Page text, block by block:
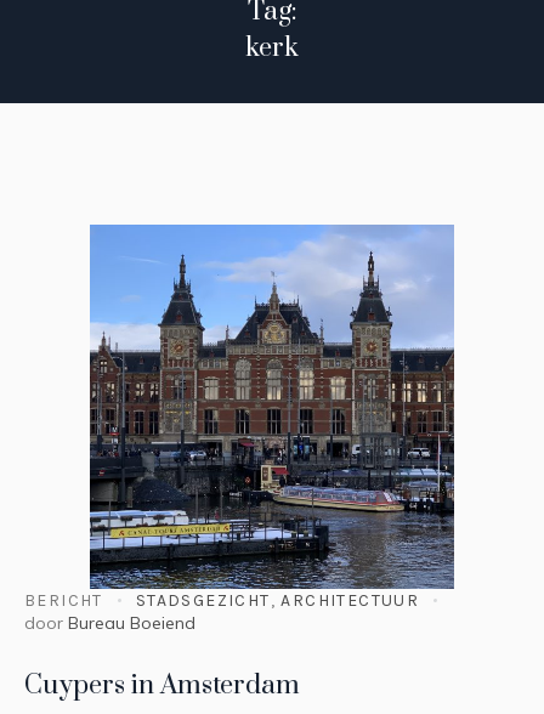
Tag:
kerk
BERICHT STADSGEZICHT,ARCHITECTUUR
door Bureau Boeiend
Cuypers in Amsterdam